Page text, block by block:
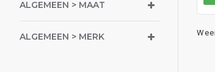
ALGEMEEN > MAAT
ALGEMEEN > MERK